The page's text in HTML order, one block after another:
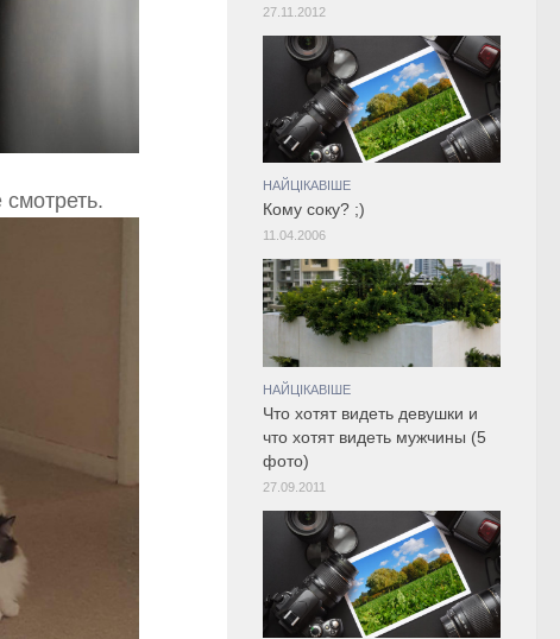
27.11.2012
НАЙЦІКАВІШЕ
Кому соку? ;)
11.04.2006
НАЙЦІКАВІШЕ
Что хотят видеть девушки и
что хотят видеть мужчины (5
фото)
27.09.2011